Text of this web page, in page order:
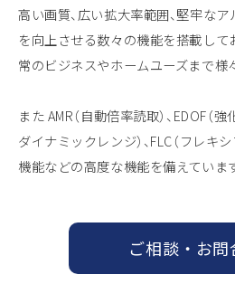
高い画質、広い拡大率範囲、堅牢な
を向上させる数々の機能を搭載して
常のビジネスやホームユーズまで様
また AMR（自動倍率読取）、EDOF（
ダイナミックレンジ）、FLC（フレキ
機能などの高度な機能を備えていま
ご相談 ・ お